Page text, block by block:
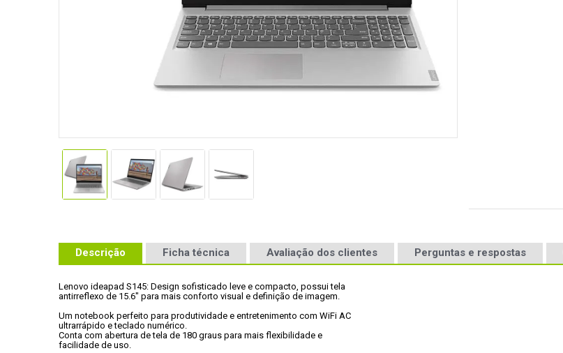
Descrição Ficha técnica Avaliação dos clientes Perguntas e respostas
Lenovo ideapad S145: Design sofisticado leve e compacto, possui tela
antirreflexo de 15.6" para mais conforto visual e definição de imagem.
Um notebook perfeito para produtividade e entretenimento com WiFi AC
ultrarrápido e teclado numérico.
Conta com abertura de tela de 180 graus para mais flexibilidade e
facilidade de uso.